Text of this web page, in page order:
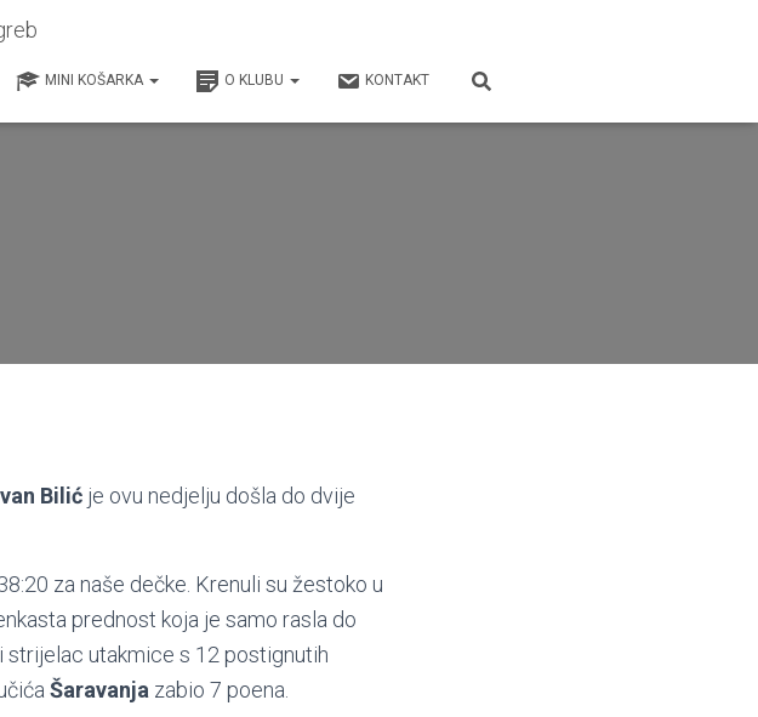
MINI KOŠARKA O KLUBU KONTAKT
Bilić je ovu nedjelju došla do dvije
za naše dečke. Krenuli su žestoko u
prednost koja je samo rasla do
strijelac utakmice s 12 postignutih
Šaravanja zabio 7 poena.